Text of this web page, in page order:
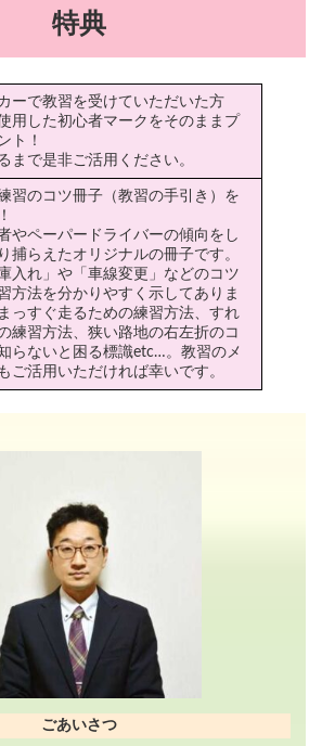
特典
ーで教習を受けていただいた方
用した初心者マークをそのままプ
ト！
まで是非ご活用ください。
習のコツ冊子（教習の手引き）を
やペーパードライバーの傾向をし
捕らえたオリジナルの冊子です。
庫入れ」や「車線変更」などのコツ
方法を分かりやすく示してありま
っすぐ走るための練習方法、すれ
練習方法、狭い路地の右左折のコ
らないと困る標識etc…。教習のメ
ご活用いただければ幸いです。
ごあいさつ